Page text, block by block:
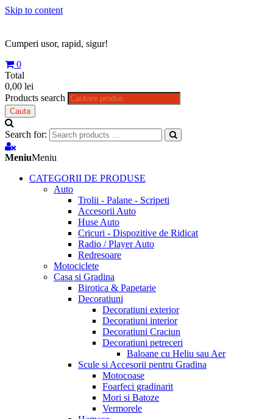
Skip to content
Cumperi usor, rapid, sigur!
0
Total
0,00 lei
Products search
Cauta
Search for:
MeniuMeniu
CATEGORII DE PRODUSE
Auto
Trolii - Palane - Scripeti
Accesorii Auto
Huse Auto
Cricuri - Dispozitive de Ridicat
Radio / Player Auto
Redresoare
Motociclete
Casa si Gradina
Birotica & Papetarie
Decoratiuni
Decoratiuni exterior
Decoratiuni interior
Decoratiuni Craciun
Decoratiuni petreceri
Baloane cu Heliu sau Aer
Scule si Accesorii pentru Gradina
Motocoase
Foarfeci gradinarit
Mori si Batoze
Vermorele